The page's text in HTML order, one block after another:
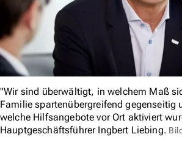
"Wir sind überwältigt, in welchem Maß
Familie spartenübergreifend gegenseitig
welche Hilfsangebote vor Ort aktiviert
Hauptgeschäftsführer Ingbert Liebing.